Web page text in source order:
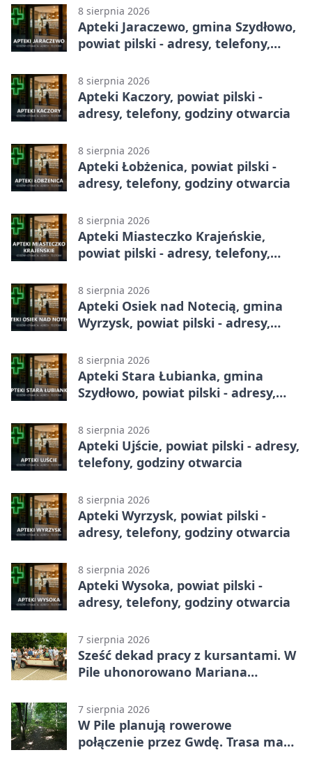
8 sierpnia 2026
Apteki Jaraczewo, gmina Szydłowo,
powiat pilski - adresy, telefony,
8 sierpnia 2026
Apteki Kaczory, powiat pilski -
adresy, telefony, godziny otwarcia
8 sierpnia 2026
Apteki Łobżenica, powiat pilski -
adresy, telefony, godziny otwarcia
8 sierpnia 2026
Apteki Miasteczko Krajeńskie,
powiat pilski - adresy, telefony,
8 sierpnia 2026
Apteki Osiek nad Notecią, gmina
Wyrzysk, powiat pilski - adresy,
8 sierpnia 2026
Apteki Stara Łubianka, gmina
Szydłowo, powiat pilski - adresy,
8 sierpnia 2026
Apteki Ujście, powiat pilski - adresy,
telefony, godziny otwarcia
8 sierpnia 2026
Apteki Wyrzysk, powiat pilski -
adresy, telefony, godziny otwarcia
8 sierpnia 2026
Apteki Wysoka, powiat pilski -
adresy, telefony, godziny otwarcia
7 sierpnia 2026
Sześć dekad pracy z kursantami. W
Pile uhonorowano Mariana
7 sierpnia 2026
W Pile planują rowerowe
połączenie przez Gwdę. Trasa ma